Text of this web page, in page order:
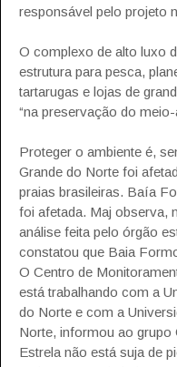
responsável pelo projeto
O complexo de alto luxo
estrutura para pesca,
tartarugas e lojas de
“na preservação do meio-
Proteger o ambiente é,
Grande do Norte foi
praias brasileiras. Baía
foi afetada. Maj observa,
análise feita pelo órgão
constatou que Baia
O Centro de
está trabalhando com a
do Norte e com a
Norte, informou ao grupo
Estrela não está suja de